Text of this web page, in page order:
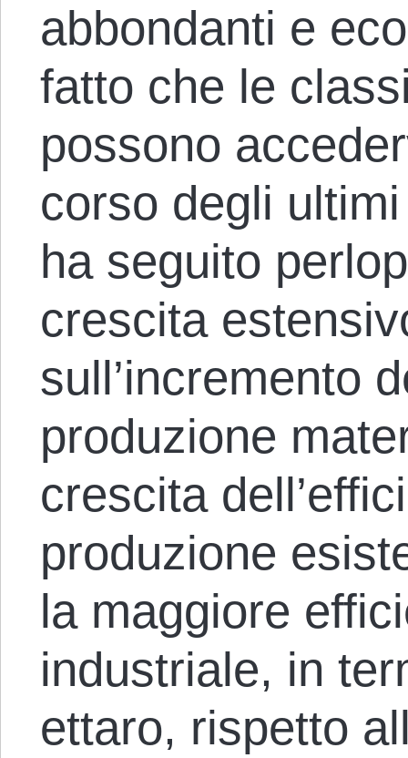
abbondanti e
fatto che le
possono
corso degli
ha seguito
crescita
sull’incremento
produzione
crescita
produzione
la maggiore
industriale, in
ettaro, rispetto